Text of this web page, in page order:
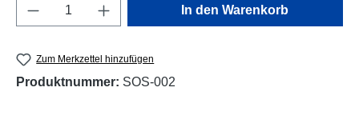
Produkt Anzahl: Gib den gewünschten
In den Warenkorb
Zum Merkzettel hinzufügen
Produktnummer: SOS-002